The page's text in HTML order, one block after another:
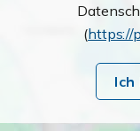
(https://